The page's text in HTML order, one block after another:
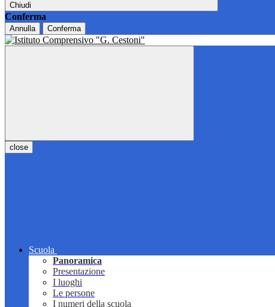
Chiudi
Conferma
Annulla Conferma
close
Scuola
Panoramica
Presentazione
I luoghi
Le persone
I numeri della scuola